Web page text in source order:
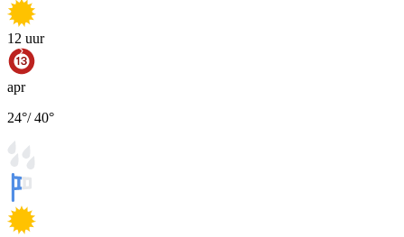
12 uur
apr
24°/40°